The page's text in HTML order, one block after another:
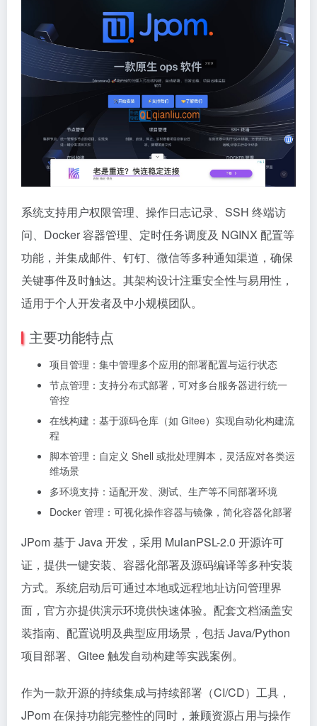
系统支持用户权限管理、操作日志记录、SSH 终端访
问、Docker 容器管理、定时任务调度及 NGINX 配置等
功能，并集成邮件、钉钉、微信等多种通知渠道，确保
关键事件及时触达。其架构设计注重安全性与易用性，
适用于个人开发者及中小规模团队。
主要功能特点
项目管理：集中管理多个应用的部署配置与运行状态
节点管理：支持分布式部署，可对多台服务器进行统一
管控
在线构建：基于源码仓库（如 Gitee）实现自动化构建流
程
脚本管理：自定义 Shell 或批处理脚本，灵活应对各类运
维场景
多环境支持：适配开发、测试、生产等不同部署环境
Docker 管理：可视化操作容器与镜像，简化容器化部署
JPom 基于 Java 开发，采用 MulanPSL-2.0 开源许可
证，提供一键安装、容器化部署及源码编译等多种安装
方式。系统启动后可通过本地或远程地址访问管理界
面，官方亦提供演示环境供快速体验。配套文档涵盖安
装指南、配置说明及典型应用场景，包括 Java/Python
项目部署、Gitee 触发自动构建等实践案例。
作为一款开源的持续集成与持续部署（CI/CD）工具，
JPom 在保持功能完整性的同时，兼顾资源占用与操作